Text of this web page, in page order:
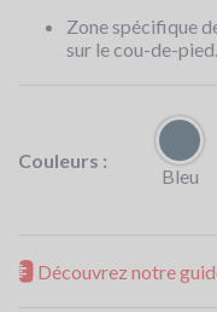
Zone spécifique
sur le cou-de-pied.
Couleurs :
Bleu
Découvrez notre